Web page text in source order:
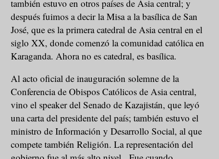
también estuvo en otros países de Asia central; y
después fuimos a decir la Misa a la basílica de San
José, que es la primera catedral de Asia central en el
siglo XX, donde comenzó la comunidad católica en
Karaganda. Ahora no es catedral, es basílica.
Al acto oficial de inauguración solemne de la
Conferencia de Obispos Católicos de Asia central,
vino el speaker del Senado de Kazajistán, que leyó
una carta del presidente del país; también estuvo el
ministro de Información y Desarrollo Social, al que
compete también Religión. La representación del